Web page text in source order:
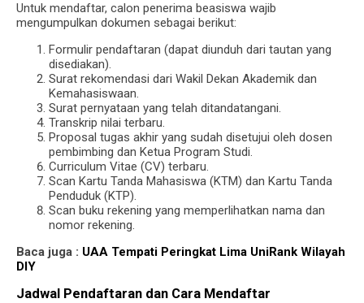
Untuk mendaftar, calon penerima beasiswa wajib
mengumpulkan dokumen sebagai berikut:
Formulir pendaftaran (dapat diunduh dari tautan yang
disediakan).
Surat rekomendasi dari Wakil Dekan Akademik dan
Kemahasiswaan.
Surat pernyataan yang telah ditandatangani.
Transkrip nilai terbaru.
Proposal tugas akhir yang sudah disetujui oleh dosen
pembimbing dan Ketua Program Studi.
Curriculum Vitae (CV) terbaru.
Scan Kartu Tanda Mahasiswa (KTM) dan Kartu Tanda
Penduduk (KTP).
Scan buku rekening yang memperlihatkan nama dan
nomor rekening.
Baca juga : UAA Tempati Peringkat Lima UniRank Wilayah
DIY
Jadwal Pendaftaran dan Cara Mendaftar